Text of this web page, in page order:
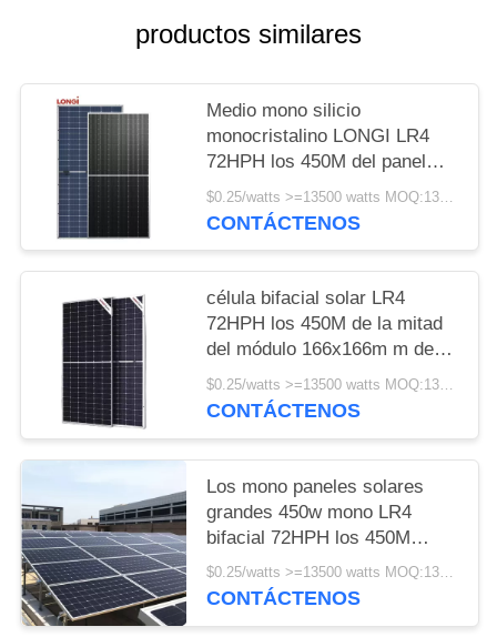
productos similares
Medio mono silicio
monocristalino LONGI LR4
72HPH los 450M del panel
solar de la célula 450w 25
años de garantía
CONTÁCTENOS
célula bifacial solar LR4
72HPH los 450M de la mitad
del módulo 166x166m m de
450w Longi
$0.25/watts >=13500 watts MOQ:13500 watts
CONTÁCTENOS
Los mono paneles solares
grandes 450w mono LR4
bifacial 72HPH los 450M
Wholesale de Longi
$0.25/watts >=13500 watts MOQ:13500 vatios
CONTÁCTENOS